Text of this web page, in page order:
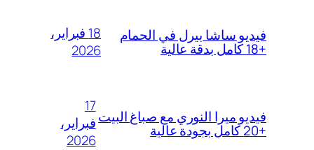
فيديو ساشا بيرل في الحمام
+18 كامل بدقة عالية
18 فبراير،
2026
فيديو ميرا النوري مع صباغ البيت
+20 كامل بجودة عالية
17
فبراير،
2026